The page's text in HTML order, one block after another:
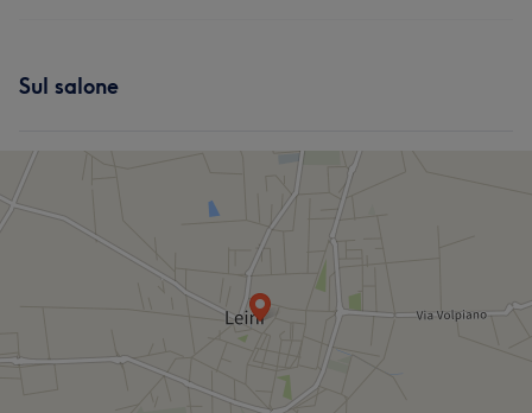
Massaggio Depilazione
Sul salone